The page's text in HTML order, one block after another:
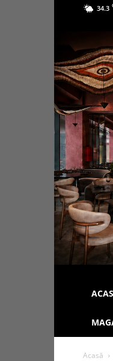
34.3
Acasă